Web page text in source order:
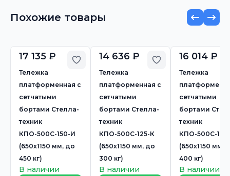
Похожие товары
Добавить в избранное
17 135 ₽
Тележка
платформенная с
сетчатыми
бортами Стелла-
техник
КПО-500С-150-И
(650х1150 мм, до
450 кг)
В наличии
Добавить в
14 636 ₽
Тележка
платформенная с
сетчатыми
бортами Стелла-
техник
КПО-500С-125-К
(650х1150 мм, до
300 кг)
В наличии
16 014 ₽
Тележка
сетчатыми
бортами
техник
КПО-500С-
(650х1150 мм,
400 кг)
В наличии